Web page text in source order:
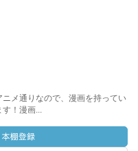
メ通りなので、漫画を持ってい
す！漫画...